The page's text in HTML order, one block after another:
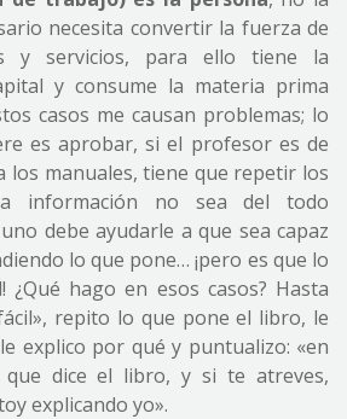
necesita convertir la fuerza de
y servicios, para ello tiene la
y consume la materia prima
casos me causan problemas; lo
es aprobar, si el profesor es de
los manuales, tiene que repetir los
información no sea del todo
debe ayudarle a que sea capaz
lo que pone… ¡pero es que lo
¿Qué hago en esos casos? Hasta
repito lo que pone el libro, le
explico por qué y puntualizo: «en
dice el libro, y si te atreves,
explicando yo».